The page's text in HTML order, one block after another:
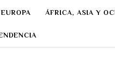
EUROPA ÁFRICA, ASIA Y